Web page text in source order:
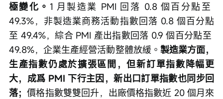
極變化。 1 月製造業 PMI 回落 0.8 個百分點至
49.3%，非製造業商務活動指數回落 0.8 個百分點
至 49.4%，綜合 PMI 產出指數回落 0.9 個百分點至
49.8%，企業生產經營活動整體放緩。 製造業方面，
生產指數仍處於擴張區間，但新訂單指數降幅更
大，成爲 PMI 下行主因，新出口訂單指數也同步回
落；價格指數雙雙回升，出廠價格指數近 20 個月來